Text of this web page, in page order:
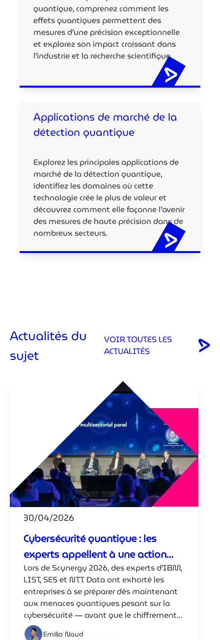
quantique, comprenez comment les
effets quantiques permettent des
mesures d’une précision exceptionnelle
et explorez son impact croissant dans
l’industrie et la recherche scientifique.
Applications de marché de la
détection quantique
Explorez les principales applications de
marché de la détection quantique,
identifiez les domaines où cette
technologie crée le plus de valeur et
découvrez comment elle façonne l’avenir
des mesures de haute précision dans de
nombreux secteurs.
Actualités du
sujet
VOIR TOUTES LES
ACTUALITÉS
30/04/2026
Cybersécurité quantique : les
experts appellent à une action
immédiate
Lors de Scynergy 2026, des experts d’IBM,
LIST, SES et NTT Data ont exhorté les
entreprises à se préparer dès maintenant
aux menaces quantiques pesant sur la
cybersécurité — avant que le chiffrement
actuel ne devienne obsolète.
Emilio Naud